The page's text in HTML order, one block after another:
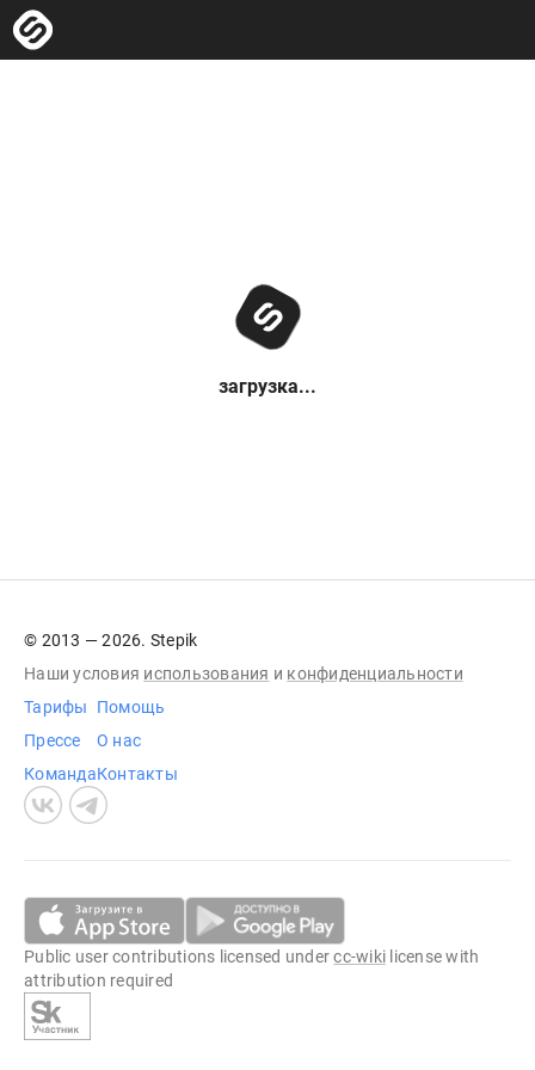
загрузка...
© 2013 — 2026. Stepik
Наши условия использования и конфиденциальности
Тарифы
Прессе
Команда
Помощь
О нас
Контакты
Public user contributions licensed undercc-wiki license with
attribution required